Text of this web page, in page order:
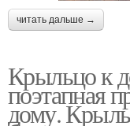
читать дальше →
Крыльцо к
поэтапная
дому.